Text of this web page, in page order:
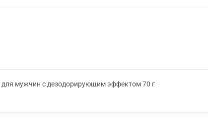
мужчин с дезодорирующим эффектом 70 г